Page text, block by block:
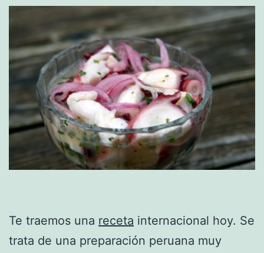
Te traemos una receta internacional hoy. Se
trata de una preparación peruana muy